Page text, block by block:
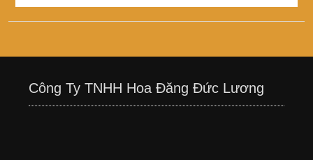
Công Ty TNHH Hoa Đăng Đức Lương